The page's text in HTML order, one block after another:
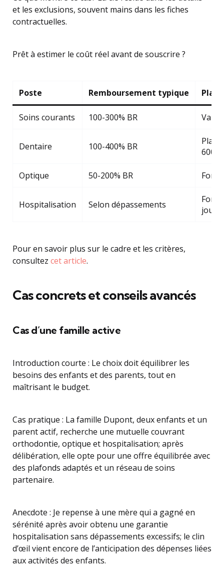
et les exclusions, souvent mains dans les fiches
contractuelles.
Prêt à estimer le coût réel avant de souscrire ?
Poste Remboursement typique
Soins courants 100-300% BR
Dentaire 100-400% BR
600€
Optique 50-200% BR
Hospitalisation Selon dépassements
Pour en savoir plus sur le cadre et les critères,
consultez cet article.
Cas concrets et conseils avancés
Cas d’une famille active
Introduction courte : Le choix doit équilibrer les
besoins des enfants et des parents, tout en
maîtrisant le budget.
Cas pratique : La famille Dupont, deux enfants et un
parent actif, recherche une mutuelle couvrant
orthodontie, optique et hospitalisation; après
délibération, elle opte pour une offre équilibrée avec
des plafonds adaptés et un réseau de soins
partenaire.
Anecdote : Je repense à une mère qui a gagné en
sérénité après avoir obtenu une garantie
hospitalisation sans dépassements excessifs; le clin
d’œil vient encore de l’anticipation des dépenses liées
aux activités des enfants.